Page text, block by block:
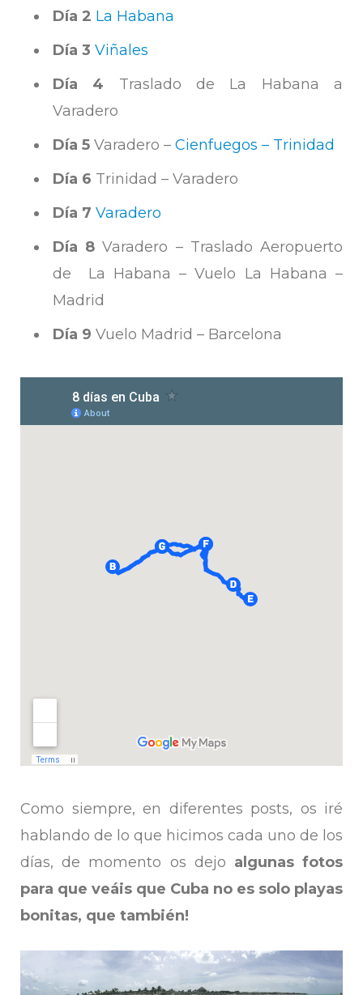
Día 2 La Habana
Día 3 Viñales
Día 4 Traslado de La Habana a
Varadero
Día 5 Varadero – Cienfuegos – Trinidad
Día 6 Trinidad – Varadero
Día 7 Varadero
Día 8 Varadero – Traslado Aeropuerto
de La Habana – Vuelo La Habana –
Madrid
Día 9 Vuelo Madrid – Barcelona
Como siempre, en diferentes posts, os iré
hablando de lo que hicimos cada uno de los
días, de momento os dejo algunas fotos
para que veáis que Cuba no es solo playas
bonitas, que también!